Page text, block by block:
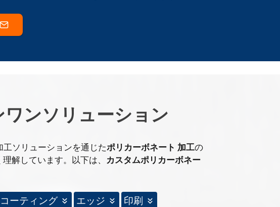
ンソリューション
ソリューションを通じたポリカーボネート 加工の
解しています。以下は、
カスタムポリカーボネー
コーティング エッジ
印刷